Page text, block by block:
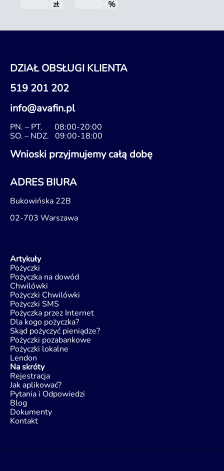
zł %
DZIAŁ OBSŁUGI KLIENTA
519 201 202
info@avafin.pl
PN. – PT. 08:00-20:00
SO. – NDZ. 09:00-18:00
Wnioski przyjmujemy całą dobę
ADRES BIURA
Bukowińska 22B
02-703 Warszawa
Artykuły
Pożyczki
Pożyczka na dowód
Chwilówki
Pożyczki Chwilówki
Pożyczki SMS
Pożyczka przez Internet
Dla kogo pożyczka?
Skąd pożyczyć pieniądze?
Pożyczki pozabankowe
Pożyczki lokalne
Lendon
Na skróty
Rejestracja
Jak aplikować?
Pytania i Odpowiedzi
Blog
Dokumenty
Kontakt